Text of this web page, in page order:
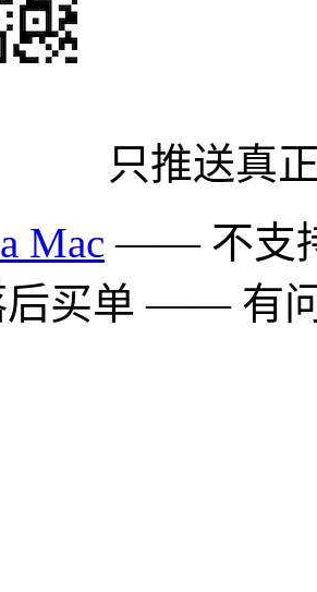
只推送真
Mac —— 不支
买单 —— 有